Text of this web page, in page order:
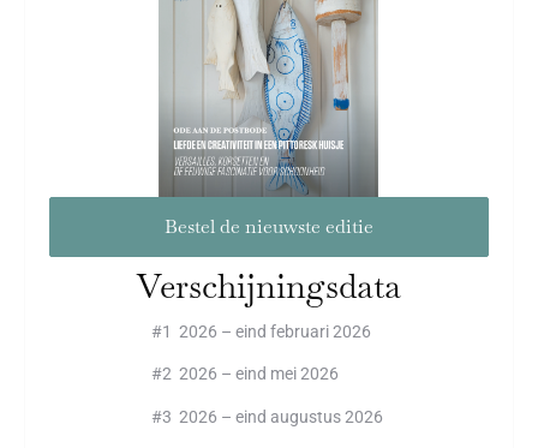
Bestel de nieuwste editie
Verschijningsdata
#1 2026 – eind februari 2026
#2 2026 – eind mei 2026
#3 2026 – eind augustus 2026